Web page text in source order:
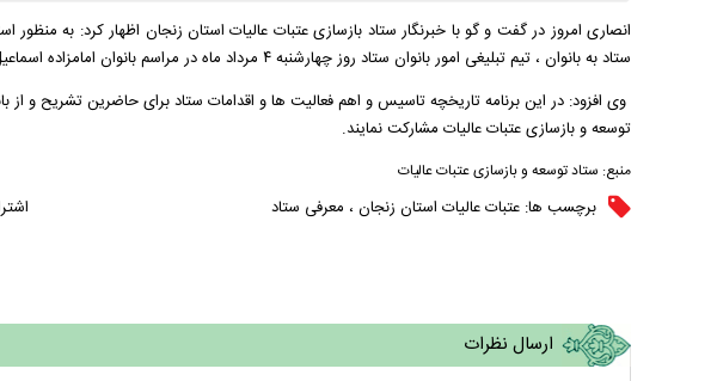
انصاری امروز در گفت و گو با خبرنگار ستاد بازسازی عتبات عالیات استان زنجان اظهار کرد: به منظور
ستاد به بانوان ، تیم تبلیغی امور بانوان ستاد روز چهارشنبه ۴ مرداد ماه در مراسم بانوان امامزاده اسماعیل(ع) شهر ابهر حضور یافت.
وی افزود: در این برنامه تاریخچه تاسیس و اهم فعالیت ها و اقدامات ستاد برای حاضرین تشریح و
توسعه و بازسازی عتبات عالیات مشارکت نمایند.
منبع: ستاد توسعه و بازسازی عتبات عالیات
برچسب ها: عتبات عالیات استان زنجان ، معرفی ستاد
ارسال نظرات